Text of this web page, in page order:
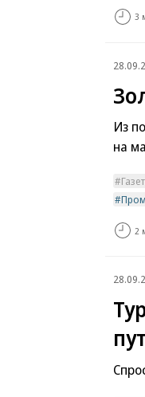
3
Из
на
2